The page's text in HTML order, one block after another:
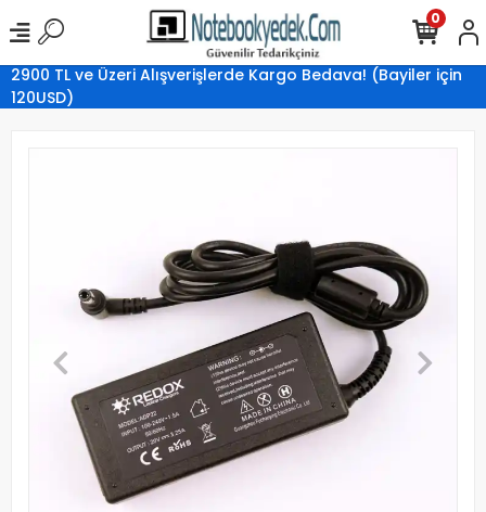
2900 TL ve Üzeri Alışverişlerde Kargo Bedava! (Bayiler için
120USD)
0